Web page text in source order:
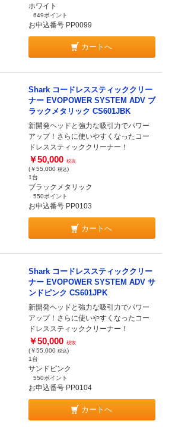
ホワイト
649ポイント
お申込番号 PP0099
カートへ
Shark コードレススティッククリー
ナー EVOPOWER SYSTEM ADV ブ
ラックメタリック CS601JBK
新開発ヘッドと強力な吸引力でパワー
アップ！さらに使いやすくなったコー
ドレススティッククリーナー！
￥50,000 税抜
(￥55,000 税込)
1台
ブラックメタリック
550ポイント
お申込番号 PP0103
カートへ
Shark コードレススティッククリー
ナー EVOPOWER SYSTEM ADV サ
ンドピンク CS601JPK
新開発ヘッドと強力な吸引力でパワー
アップ！さらに使いやすくなったコー
ドレススティッククリーナー！
￥50,000 税抜
(￥55,000 税込)
1台
サンドピンク
550ポイント
お申込番号 PP0104
カートへ